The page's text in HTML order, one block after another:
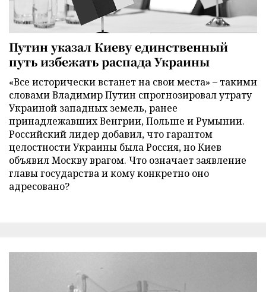
Путин указал Киеву единственный
путь избежать распада Украины
«Все исторически встанет на свои места» – такими
словами Владимир Путин спрогнозировал утрату
Украиной западных земель, ранее
принадлежавших Венгрии, Польше и Румынии.
Российский лидер добавил, что гарантом
целостности Украины была Россия, но Киев
объявил Москву врагом. Что означает заявление
главы государства и кому конкретно оно
адресовано?